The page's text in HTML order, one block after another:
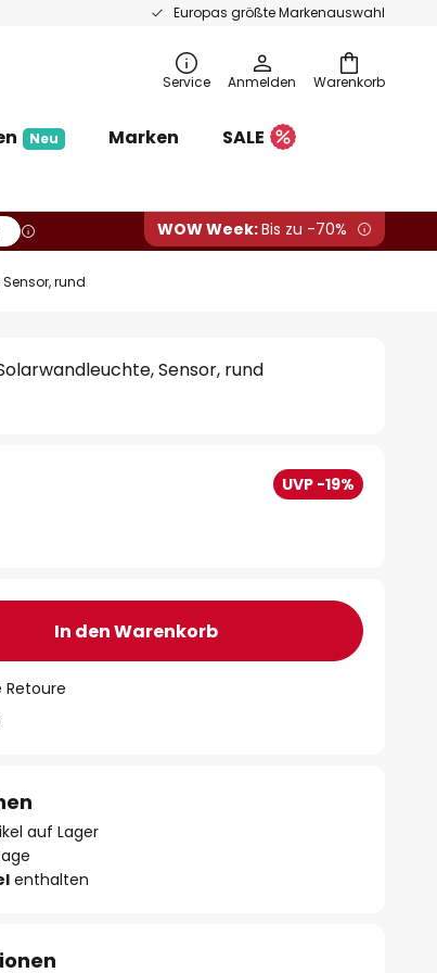
Europas größte Markenauswahl
Warenkorb
Service Anmelden
Neu Marken
SALE
WOW Week:Bis zu -70%
rund
Sensor, rund
UVP -19%
In den Warenkorb
Retoure
auf Lager
enthalten